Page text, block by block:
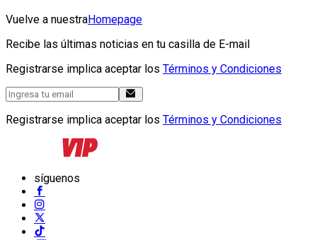
Vuelve a nuestraHomepage
Recibe las últimas noticias en tu casilla de E-mail
Registrarse implica aceptar los Términos y Condiciones
Registrarse implica aceptar los Términos y Condiciones
síguenos